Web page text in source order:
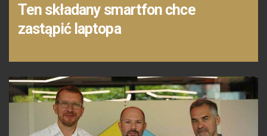
Ten składany smartfon chce
zastąpić laptopa